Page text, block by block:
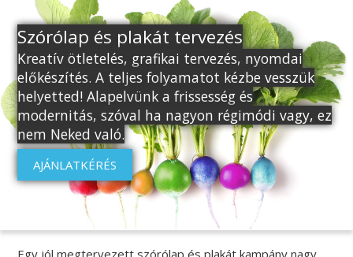
Szórólap és plakát tervezés
Kreatív ötletelés, grafikai tervezés, nyomdai
előkészítés. A teljes folyamatot kézbe vesszük
helyetted! Alapelvünk a frissesség és
modernitás, szóval ha nagyon régimódi vagy, ez
nem Neked való.
AJÁNLATKÉRÉS
Egy jól megtervezett szórólap és plakát kampány nagy